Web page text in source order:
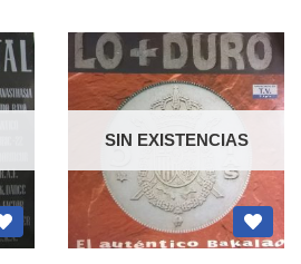
SIN EXISTENCIAS